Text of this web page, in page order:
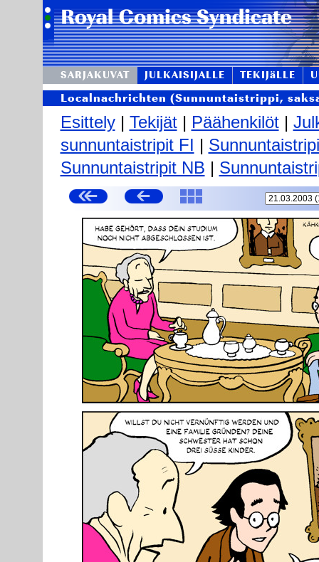
SARJAKUVAT JULKAISIJALLE TEKIJäLLE
Localnachrichten (Sunnuntaistrippi,
Esittely| Tekijät| Päähenkilöt|
sunnuntaistripit FI |
Sunnuntaistripit NB |